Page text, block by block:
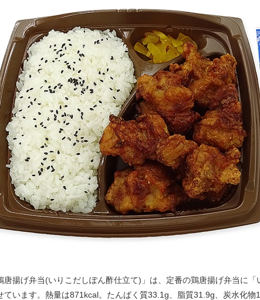
揚げ弁当(いりこだしぽん酢仕立て)」は、定番の鶏唐揚げ弁当に「
ています。熱量は871kcal。たんぱく質33.1g、脂質31.9g、炭水化物